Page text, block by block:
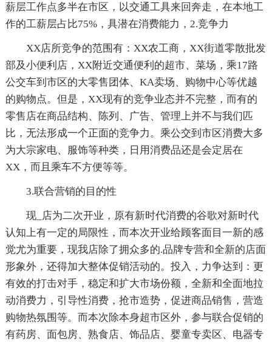
薪层工作点多半在市区，以交通工具来回奔走，在本地工
作的工薪层占比75%，具潜在消费能力，2.竞争力
XX店所竞争的范围有：XX农工商，XX街道零散批发
部及小便利店，XX附近交通便利的超市、菜场，乘17路
公交车到市区的大零售团体、KA卖场、购物中心等优越
的购物点。但是，XX现有的竞争业态并不完整，而有的
零售店在商品结构、陈列、广告、管理上并不与我们匹
比，无法形成一个正面的竞争力。乘公交到市区消费大多
为大宗家电、服饰等种类，日用消费品还是会定居在
XX，而且乘车不方便等等。
3.联合营销的目的性
现_店为二次开业，原有新时代消费的谷歌对新时代
认知上有一定的局限性，而本次开业给顾客面目一新的感
觉尤为重要，现我店除了拥众多的.品牌专营和全新的店面
形象外，还得加大整体促销活动的。投入，力争达到：更
有效的打击对手，稳定和扩大市场份额，全新和全面地拉
动消费力，引导性消费，抢市造势，促进商品销售，营造
购物热氛围等。而本次除本身超市区外，参与联合促销的
有药房、面包房、熟食店、饰品店、婴童专卖区、电器专